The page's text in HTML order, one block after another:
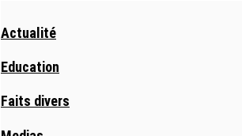
Actualité
Education
Faits divers